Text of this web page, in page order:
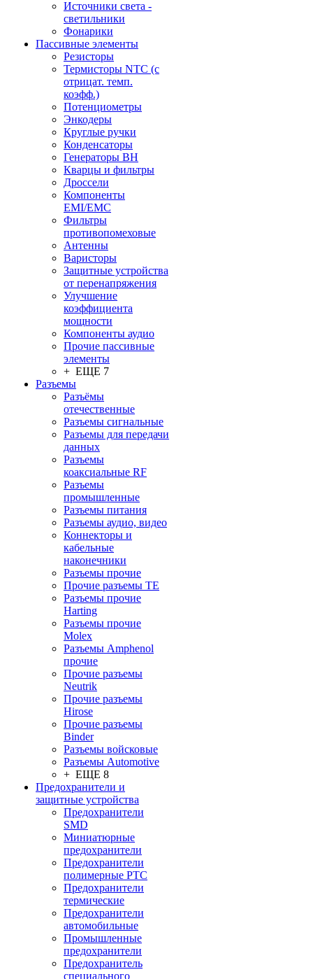
Источники света -
светильники
Фонарики
Пассивные элементы
Резисторы
Термисторы NTC (с
отрицат. темп.
коэфф.)
Потенциометры
Энкодеры
Круглые ручки
Конденсаторы
Генераторы ВН
Кварцы и фильтры
Дроссели
Компоненты
EMI/EMC
Фильтры
противопомеховые
Антенны
Варисторы
Защитные устройства
от перенапряжения
Улучшение
коэффициента
мощности
Компоненты аудио
Прочие пассивные
элементы
+ ЕЩЕ 7
Разъeмы
Разъёмы
отечественные
Разъeмы сигнальные
Разъeмы для передачи
данных
Разъeмы
коаксиальные RF
Разъeмы
промышленные
Разъeмы питания
Разъeмы аудио, видео
Коннекторы и
кабельные
наконечники
Разъeмы прочие
Прочие разъемы TE
Разъемы прочие
Harting
Разъемы прочие
Molex
Разъемы Amphenol
прочие
Прочие разъемы
Neutrik
Прочие разъемы
Hirose
Прочие разъемы
Binder
Разъемы войсковые
Разъeмы Automotive
+ ЕЩЕ 8
Предохранители и
защитные устройства
Предохранители
SMD
Миниатюрные
предохранители
Предохранители
полимерные PTC
Предохранители
термические
Предохранители
автомобильные
Промышленные
предохранители
Предохранитель
специального